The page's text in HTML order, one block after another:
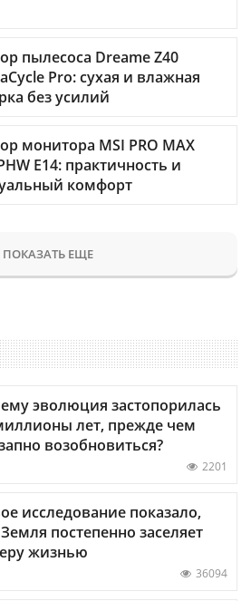
пылесоса Dreame Z40
Pro: сухая и влажная
без усилий
монитора MSI PRO MAX
E14: практичность и
комфорт
ПОКАЗАТЬ ЕЩЕ
эволюция застопорилась
лет, прежде чем
возобновиться?
2201
исследование показало,
постепенно заселяет
жизнью
36094